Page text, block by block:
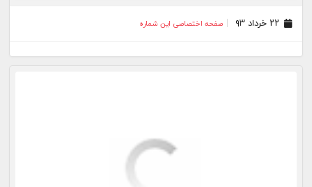
صفحه اختصاصی این شماره